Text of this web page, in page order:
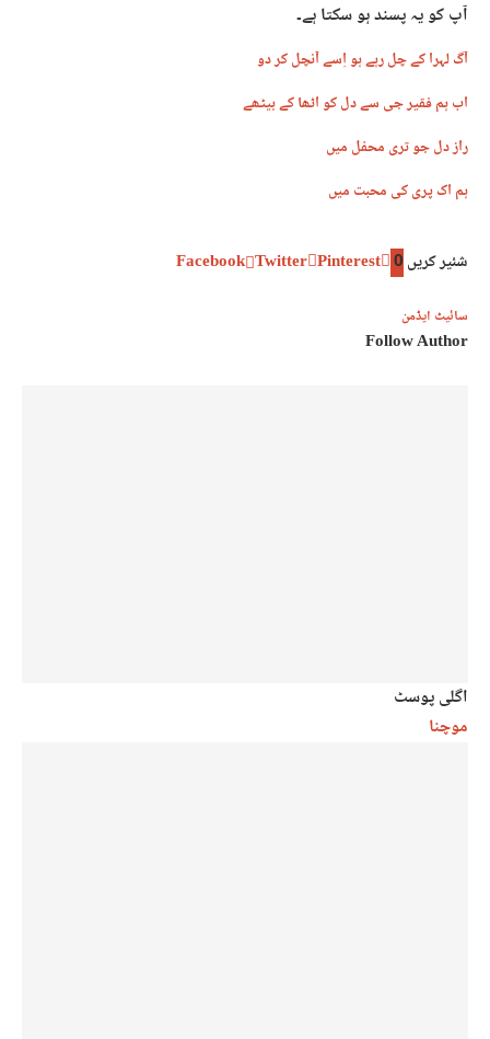
آپ کو یہ پسند ہو سکتا ہے۔
آگ لہرا کے چل رہے ہو اِسے آنچل کر دو
اب ہم فقیر جی سے دل کو اٹھا کے بیٹھے
راز دل جو تری محفل میں
ہم اک پری کی محبت میں
شئیر کریں0
Facebook Twitter Pinterest
سائیٹ ایڈمن
Follow Author
اگلی پوسٹ
موچنا